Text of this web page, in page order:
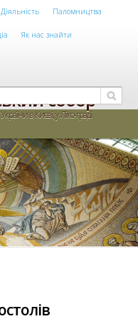
Діяльність Паломництва
Як нас знайти
собор
в Києві, у Ліко-граді